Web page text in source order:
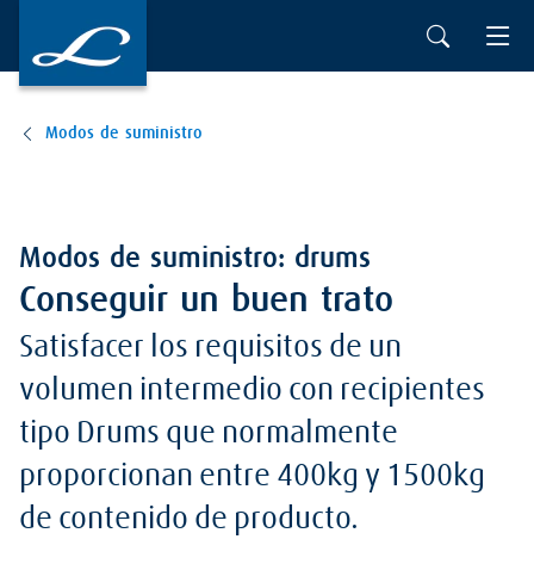
Ir al contenido principal
Modos de suministro
Modos de suministro: drums
Conseguir un buen trato
Satisfacer los requisitos de un
volumen intermedio con recipientes
tipo Drums que normalmente
proporcionan entre 400kg y 1500kg
de contenido de producto.